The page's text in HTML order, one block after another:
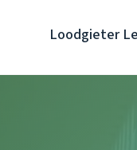
Loodgieter